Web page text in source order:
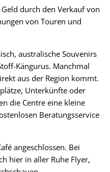
durch den Verkauf von
von Touren und
australische Souvenirs
Kängurus. Manchmal
aus der Region kommt.
Unterkünfte oder
die Centre eine kleine
Beratungsservice
angeschlossen. Bei
hier in aller Ruhe Flyer,